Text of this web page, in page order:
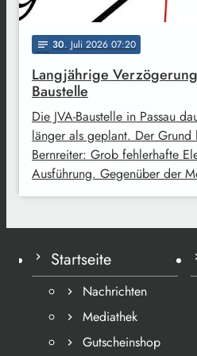
notes 30. Juli 2026 07:20
Langjährige
Baustelle
Die JVA-Baustelle in Passau
länger als geplant. Der Grund
Bernreiter: Grob fehlerhafte
Ausführung. Gegenüber der
Startseite
Nachrichten
Mediathek
Gutscheinshop